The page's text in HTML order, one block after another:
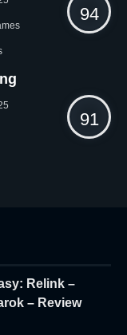
94
91
Relink –
– Review